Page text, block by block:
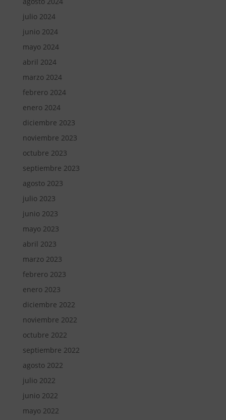
julio 2024
junio 2024
mayo 2024
abril 2024
marzo 2024
febrero 2024
enero 2024
diciembre 2023
noviembre 2023
octubre 2023
septiembre 2023
agosto 2023
julio 2023
junio 2023
mayo 2023
abril 2023
marzo 2023
febrero 2023
enero 2023
diciembre 2022
noviembre 2022
octubre 2022
septiembre 2022
agosto 2022
julio 2022
junio 2022
mayo 2022